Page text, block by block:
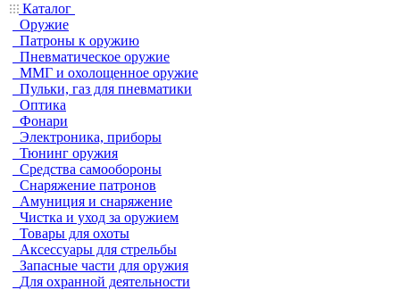
Каталог
Оружие
Патроны к оружию
Пневматическое оружие
ММГ и охолощенное оружие
Пульки, газ для пневматики
Оптика
Фонари
Электроника, приборы
Тюнинг оружия
Средства самообороны
Снаряжение патронов
Амуниция и снаряжение
Чистка и уход за оружием
Товары для охоты
Аксессуары для стрельбы
Запасные части для оружия
Для охранной деятельности